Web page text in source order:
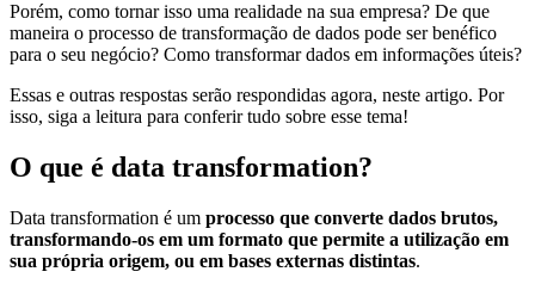
Porém, como tornar isso uma realidade na sua empresa? De que
maneira o processo de transformação de dados pode ser benéfico
para o seu negócio? Como transformar dados em informações úteis?
Essas e outras respostas serão respondidas agora, neste artigo. Por
isso, siga a leitura para conferir tudo sobre esse tema!
O que é data transformation?
Data transformation é um processo que converte dados brutos,
transformando-os em um formato que permite a utilização em
sua própria origem, ou em bases externas distintas.